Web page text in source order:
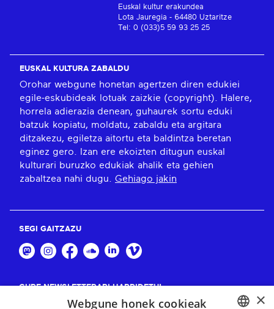
Euskal kultur erakundea
Lota Jauregia - 64480 Uztaritze
Tel: 0 (033)5 59 93 25 25
EUSKAL KULTURA ZABALDU
Orohar webgune honetan agertzen diren edukiei
egile-eskubideak lotuak zaizkie (copyright). Halere,
horrela adierazia denean, guhaurek sortu eduki
batzuk kopiatu, moldatu, zabaldu eta argitara
ditzakezu, egiletza aitortu eta baldintza beretan
eginez gero. Izan ere ekoizten ditugun euskal
kulturari buruzko edukiak ahalik eta gehien
zabaltzea nahi dugu. Gehiago jakin
SEGI GAITZAZU
GURE NEWSLETTERARI HARPIDETU!
×
Webgune honek cookieak